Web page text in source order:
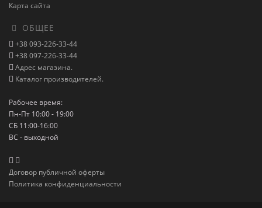
Карта сайта
ОБЩЕЕ
+38 093-226-33-44
+38 097-226-33-44
Адрес магазина.
Каталог производителей.
Рабочее время:
Пн-Пт 10:00 - 19:00
СБ 11:00-16:00
ВС - выходной
Договор публичной оферты
Политика конфиденциальности